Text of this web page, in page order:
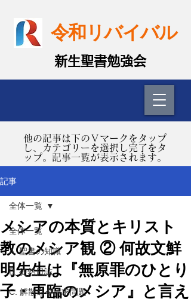
令和リバイバル
​新生聖書勉強会
​他の記事は下のＶマークをタップ
し、カテゴリーを選択し完了をタ
ップ。記事一覧が表示されます。
記事
全体一覧
A. 聖書の知識
B. 徒然日誌
C. 解散命令請求問題
全体一覧
メシアの本質とキリスト
教のメシア観 ② 何故文鮮
明先生は『無原罪のひとり
子・再臨のメシア』と言え